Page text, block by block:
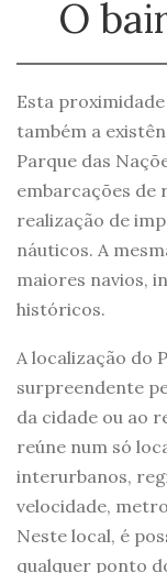
O
Esta
também a
Parque das
embarcações de
realização de
náuticos. A
maiores navios,
históricos.
A localização do
surpreendente
da cidade ou ao
reúne num só
interurbanos,
velocidade,
Neste local, é
qualquer ponto